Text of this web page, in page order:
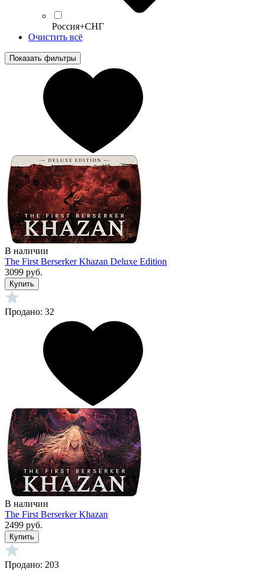
Россия+СНГ
Очистить всё
Показать фильтры
В наличии
The First Berserker Khazan Deluxe Edition
3099 руб.
Купить
Продано: 32
В наличии
The First Berserker Khazan
2499 руб.
Купить
Продано: 203